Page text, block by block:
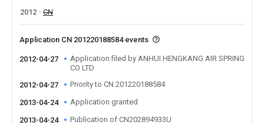
2012
CN
Application CN 201220188584 events
2012-04-27
Application filed by ANHUI HENGKANG AIR SPRING
CO LTD
2012-04-27
Priority to CN 201220188584
2013-04-24 Application granted
2013-04-24 Publication of CN202894933U